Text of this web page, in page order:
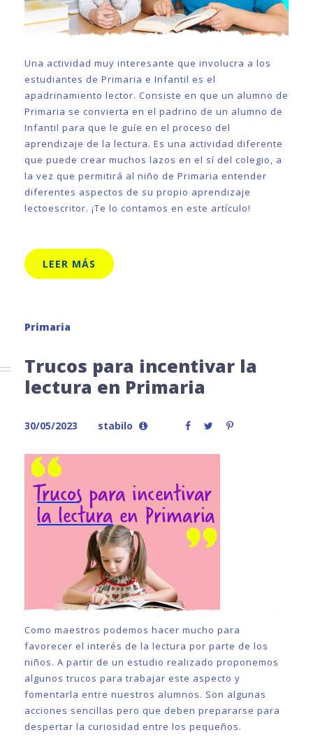
Una actividad muy interesante que involucra a los
estudiantes de Primaria e Infantil es el
apadrinamiento lector. Consiste en que un alumno de
Primaria se convierta en el padrino de un alumno de
Infantil para que le guíe en el proceso del
aprendizaje de la lectura. Es una actividad diferente
que puede crear muchos lazos en el sí del colegio, a
la vez que permitirá al niño de Primaria entender
diferentes aspectos de su propio aprendizaje
lectoescritor. ¡Te lo contamos en este artículo!
LEER MÁS
Primaria
Trucos para incentivar la
lectura en Primaria
30/05/2023 stabilo
Como maestros podemos hacer mucho para
favorecer el interés de la lectura por parte de los
niños. A partir de un estudio realizado proponemos
algunos trucos para trabajar este aspecto y
fomentarla entre nuestros alumnos. Son algunas
acciones sencillas pero que deben prepararse para
despertar la curiosidad entre los pequeños.